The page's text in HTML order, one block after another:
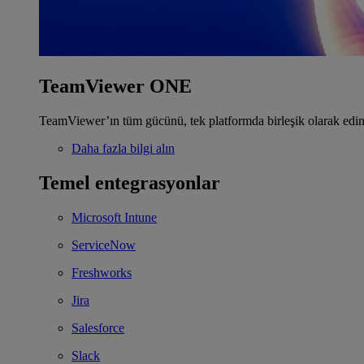
TeamViewer ONE
TeamViewer’ın tüm gücünü, tek platformda birleşik olarak
Daha fazla bilgi alın
Temel entegrasyonlar
Microsoft Intune
ServiceNow
Freshworks
Jira
Salesforce
Slack